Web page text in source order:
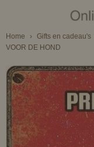
Home › Gifts en cadeau's
VOOR DE HOND